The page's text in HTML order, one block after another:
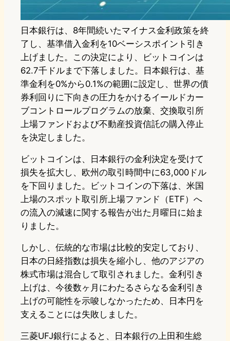
日本銀行は、8年間続いたマイナス金利政策を終
了し、基準借入金利を10ベーシスポイント引き
上げました。この決定により、ビットコインは
62.7千ドルまで下落しました。日本銀行は、基
準金利を0%から0.1%の範囲に設定し、世界の債
券利回りに下向きの圧力をかけるイールドカー
ブコントロールプログラムの放棄、交換取引所
上場ファンドおよび不動産投資信託の購入停止
を決定しました。
ビットコインは、日本銀行の金利決定を受けて
損失を拡大し、欧州の取引時間中に63,000ドル
を下回りました。ビットコインの下落は、米国
上場のスポット取引所上場ファンド（ETF）へ
の流入の減速に関する報告が出た月曜日に始ま
りました。
しかし、伝統的な市場は比較的安定しており、
日本の日経指数は損失を縮小し、他のアジアの
株式市場は混合して取引されました。金利引き
上げは、今後数ヶ月にわたるさらなる金利引き
上げの可能性を示唆しなかったため、日本円を
支えることには失敗しました。
三菱UFJ銀行によると、日本銀行の上田和生総